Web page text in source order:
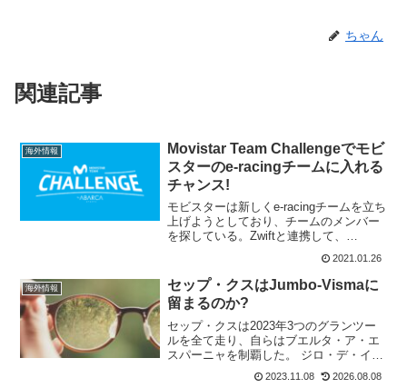
ちゃん
関連記事
海外情報
Movistar Team Challengeでモビ
スターのe-racingチームに入れる
チャンス!
モビスターは新しくe-racingチームを立ち
上げようとしており、チームのメンバー
を探している。Zwiftと連携して、
Movistar Team Challengeを開催し男性5
人、女性5人のライダーを決定する。メン
バーとなると1年間モビス...
2021.01.26
海外情報
セップ・クスはJumbo-Vismaに
留まるのか?
セップ・クスは2023年3つのグランツー
ルを全て走り、自らはブエルタ・ア・エ
スパーニャを制覇した。 ジロ・デ・イタ
リア総合14位 ツール・ド・フランス総合
12位 ブエルタ・ア・エスパーニャ総合優
2023.11.08 2026.08.08